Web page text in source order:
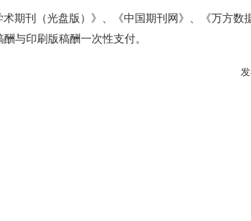
期刊（光盘版）》、《中国期刊网》、《万方数
与印刷版稿酬一次性支付。